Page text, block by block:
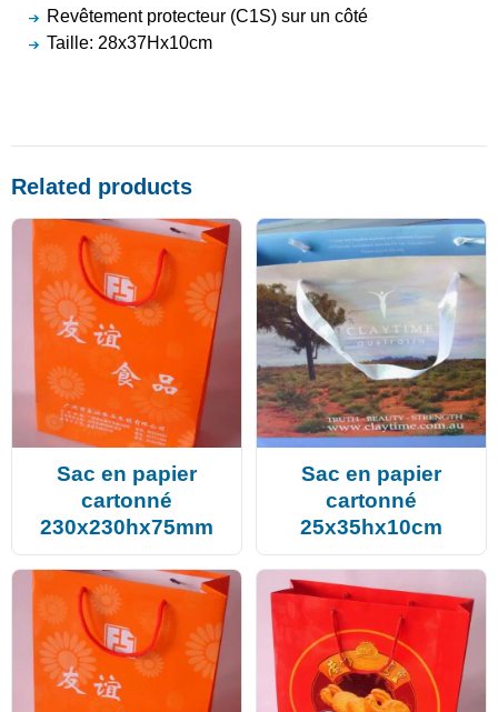
Revêtement protecteur (C1S) sur un côté
Taille: 28x37Hx10cm
Related products
Sac en papier
cartonné
230x230hx75mm
Sac en papier
cartonné
25x35hx10cm